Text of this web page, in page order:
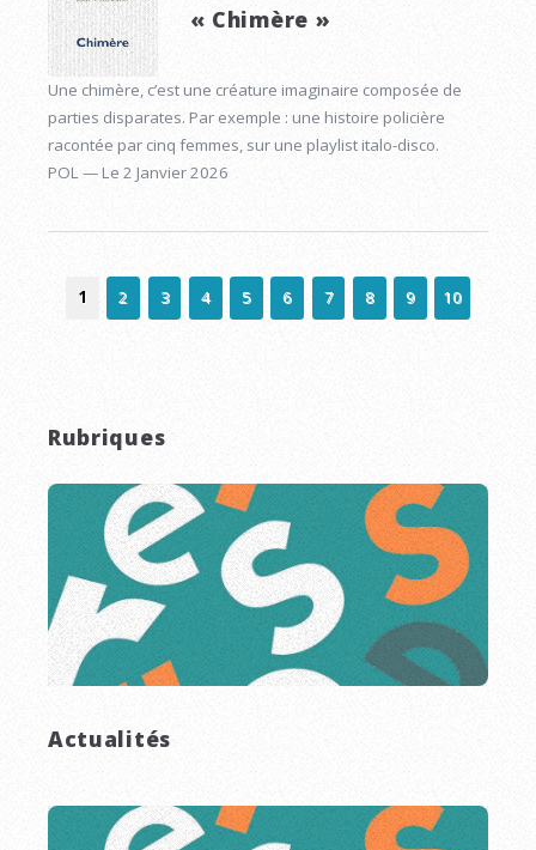
« Chimère »
Une chimère, c’est une créature imaginaire composée de
parties disparates. Par exemple : une histoire policière
racontée par cinq femmes, sur une playlist italo-disco.
POL — Le 2 Janvier 2026
1 2 3 4 5 6 7 8 9 10
Rubriques
Actualités